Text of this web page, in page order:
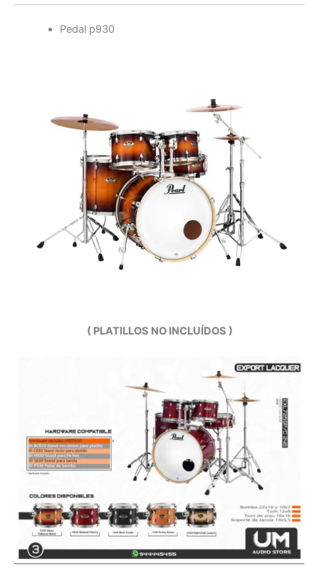
Pedal p930
( PLATILLOS NO INCLUÍDOS )